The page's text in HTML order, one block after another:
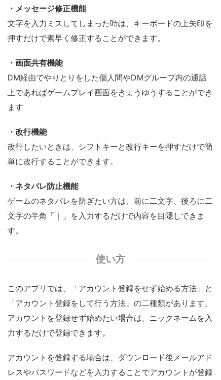
・メッセージ修正機能
文字を入力ミスしてしまった時は、キーボードの上矢印を
押すだけで素早く修正することができます。
・画面共有機能
DM経由でやりとりをした個人間やDMグループ内の通話
上であればゲームプレイ画面をきょうゆうすることができ
ます
・改行機能
改行したいときは、シフトキーと改行キーを押すだけで簡
単に改行することができます。
・ネタバレ防止機能
ゲームのネタバレを防ぎたい方は、前に二文字、後ろに二
文字の半角「｜」を入力するだけで内容を目隠しできま
す。
使い方
このアプリでは、「アカウント登録をせず始める方法」と
「アカウント登録をして行う方法」の二種類があります。
アカウントを登録せず始めたい場合は、ニックネームを入
力するだけで登録できます。
アカウントを登録する場合は、ダウンロード後メールアド
レスやパスワードなどを入力することでアカウントが登録